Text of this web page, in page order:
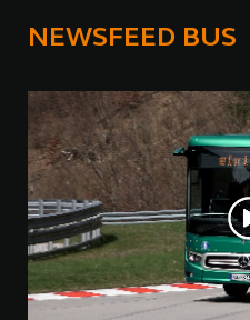
NEWSFEED BUS